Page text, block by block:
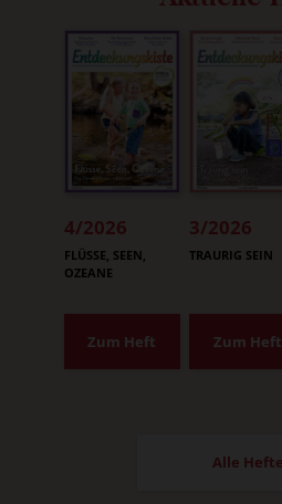
4/2026
:
FLÜSSE, SEEN,
OZEANE
Zum Heft
3/2026
:
TRAURIG SEIN
Zum Heft
Alle Hefte